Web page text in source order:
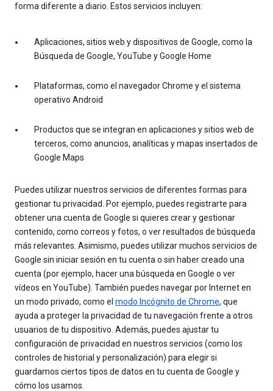
forma diferente a diario. Estos servicios incluyen:
Aplicaciones, sitios web y dispositivos de Google, como la
Búsqueda de Google, YouTube y Google Home
Plataformas, como el navegador Chrome y el sistema
operativo Android
Productos que se integran en aplicaciones y sitios web de
terceros, como anuncios, analíticas y mapas insertados de
Google Maps
Puedes utilizar nuestros servicios de diferentes formas para
gestionar tu privacidad. Por ejemplo, puedes registrarte para
obtener una cuenta de Google si quieres crear y gestionar
contenido, como correos y fotos, o ver resultados de búsqueda
más relevantes. Asimismo, puedes utilizar muchos servicios de
Google sin iniciar sesión en tu cuenta o sin haber creado una
cuenta (por ejemplo, hacer una búsqueda en Google o ver
vídeos en YouTube). También puedes navegar por Internet en
un modo privado, como el modo Incógnito de Chrome, que
ayuda a proteger la privacidad de tu navegación frente a otros
usuarios de tu dispositivo. Además, puedes ajustar tu
configuración de privacidad en nuestros servicios (como los
controles de historial y personalización) para elegir si
guardamos ciertos tipos de datos en tu cuenta de Google y
cómo los usamos.